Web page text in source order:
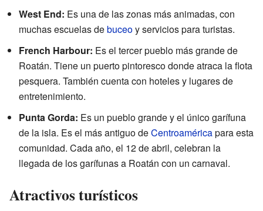
West End: Es una de las zonas más animadas, con
muchas escuelas debuceoy servicios para turistas.
French Harbour: Es el tercer pueblo más grande de
Roatán. Tiene un puerto pintoresco donde atraca la flota
pesquera. También cuenta con hoteles y lugares de
entretenimiento.
Punta Gorda: Es un pueblo grande y el único garífuna
de la isla. Es el más antiguo deCentroaméricapara esta
comunidad. Cada año, el 12 de abril, celebran la
llegada de los garífunas a Roatán con un carnaval.
Atractivos turísticos